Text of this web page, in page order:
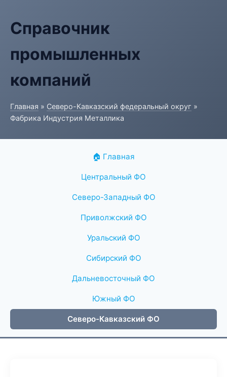
Справочник
промышленных
компаний
Главная » Северо-Кавказский федеральный округ »
Фабрика Индустрия Металлика
🏠 Главная
Центральный ФО
Северо-Западный ФО
Приволжский ФО
Уральский ФО
Сибирский ФО
Дальневосточный ФО
Южный ФО
Северо-Кавказский ФО